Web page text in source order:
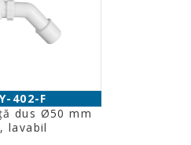
402-F
dus Ø50 mm
lavabil